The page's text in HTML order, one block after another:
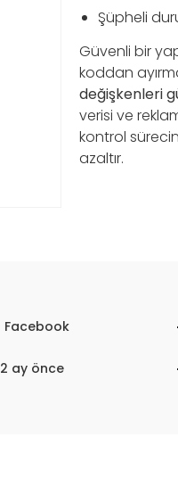
Şüpheli
Güvenli bir
koddan
değişkenleri
verisi ve
kontrol
azaltır.
Facebook
2 ay önce